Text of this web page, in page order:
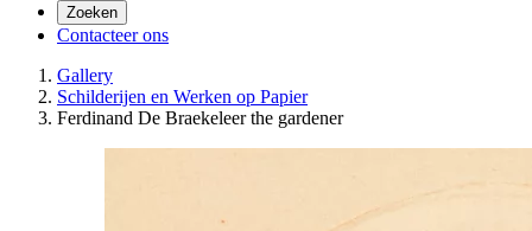
Zoeken
Contacteer ons
Gallery
Schilderijen en Werken op Papier
Ferdinand De Braekeleer the gardener